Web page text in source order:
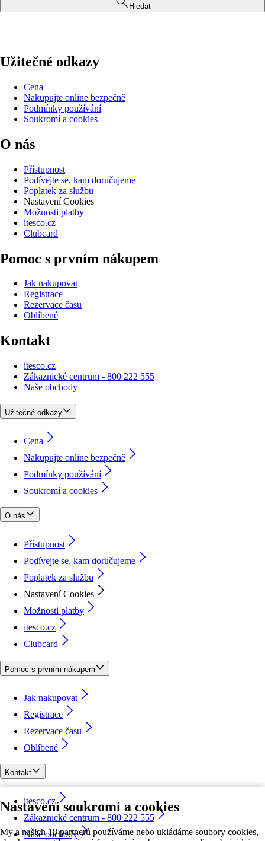
Nastavení soukromí a cookies
My a našich 18 partnerů používáme nebo ukládáme soubory cookies,
Hledat
Užitečné odkazy
Cena
Nakupujte online bezpečně
Podmínky používání
Soukromí a cookies
O nás
Přístupnost
Podívejte se, kam doručujeme
Poplatek za službu
Nastavení Cookies
Možnosti platby
itesco.cz
Clubcard
Pomoc s prvním nákupem
Jak nakupovat
Registrace
Rezervace času
Oblíbené
Kontakt
itesco.cz
Zákaznické centrum - 800 222 555
Naše obchody
Užitečné odkazy
Cena
Nakupujte online bezpečně
Podmínky používání
Soukromí a cookies
O nás
Přístupnost
Podívejte se, kam doručujeme
Poplatek za službu
Nastavení Cookies
Možnosti platby
itesco.cz
Clubcard
Pomoc s prvním nákupem
Jak nakupovat
Registrace
Rezervace času
Oblíbené
Kontakt
itesco.cz
Zákaznické centrum - 800 222 555
Naše obchody